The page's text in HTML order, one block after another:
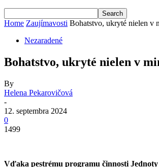
Home Zaujímavosti Bohatstvo, ukryté nielen v
Nezaradené
Bohatstvo, ukryté nielen v
By
Helena Pekarovičová
-
12. septembra 2024
0
1499
Vďaka pestrému programu činnosti Jednoty